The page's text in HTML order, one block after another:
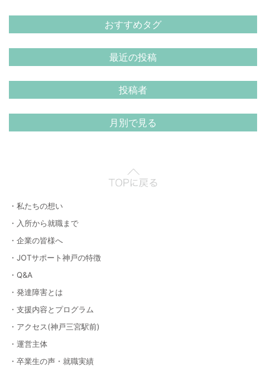
おすすめタグ
最近の投稿
投稿者
月別で見る
・私たちの想い
・入所から就職まで
・企業の皆様へ
・JOTサポート神戸の特徴
・Q&A
・発達障害とは
・支援内容とプログラム
・アクセス(神戸三宮駅前)
・運営主体
・卒業生の声・就職実績